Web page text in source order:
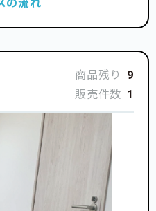
の流れ
商品残り
9
販売件数 1